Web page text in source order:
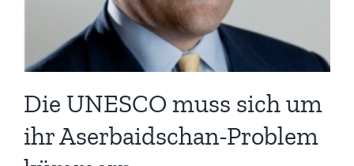
Die UNESCO muss sich um
ihr Aserbaidschan-Problem